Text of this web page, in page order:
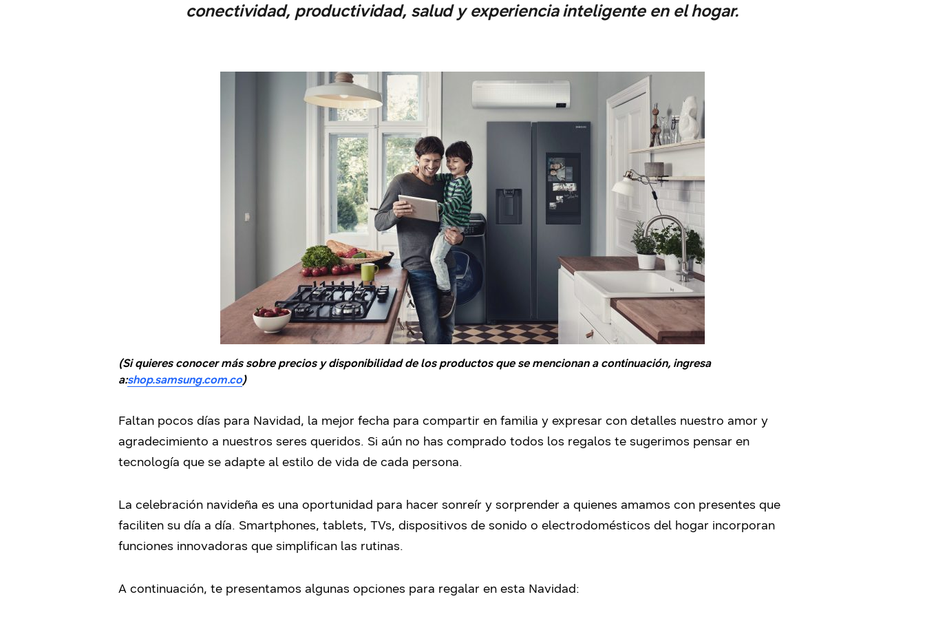
conectividad, productividad, salud y experiencia inteligente en el hogar.
(Si quieres conocer más sobre precios y disponibilidad de los productos que se mencionan a continuación, ingresa
a:shop.samsung.com.co)
Faltan pocos días para Navidad, la mejor fecha para compartir en familia y expresar con detalles nuestro amor y
agradecimiento a nuestros seres queridos. Si aún no has comprado todos los regalos te sugerimos pensar en
tecnología que se adapte al estilo de vida de cada persona.
La celebración navideña es una oportunidad para hacer sonreír y sorprender a quienes amamos con presentes que
faciliten su día a día. Smartphones, tablets, TVs, dispositivos de sonido o electrodomésticos del hogar incorporan
funciones innovadoras que simplifican las rutinas.
A continuación, te presentamos algunas opciones para regalar en esta Navidad: